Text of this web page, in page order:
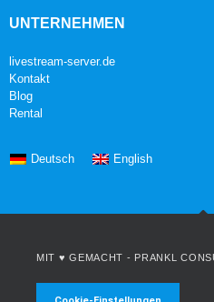
UNTERNEHMEN
livestream-server.de
Kontakt
Blog
Rental
Deutsch English
MIT ♥ GEMACHT - PRANKL